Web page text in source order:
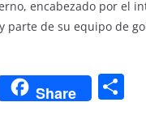
encabezado por el
parte de su equipo de
Share